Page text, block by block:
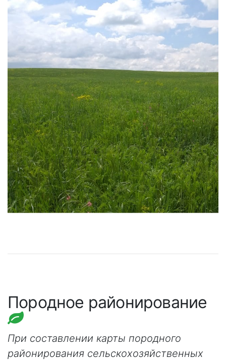
Породное районирование
При составлении карты породного
районирования сельскохозяйственных